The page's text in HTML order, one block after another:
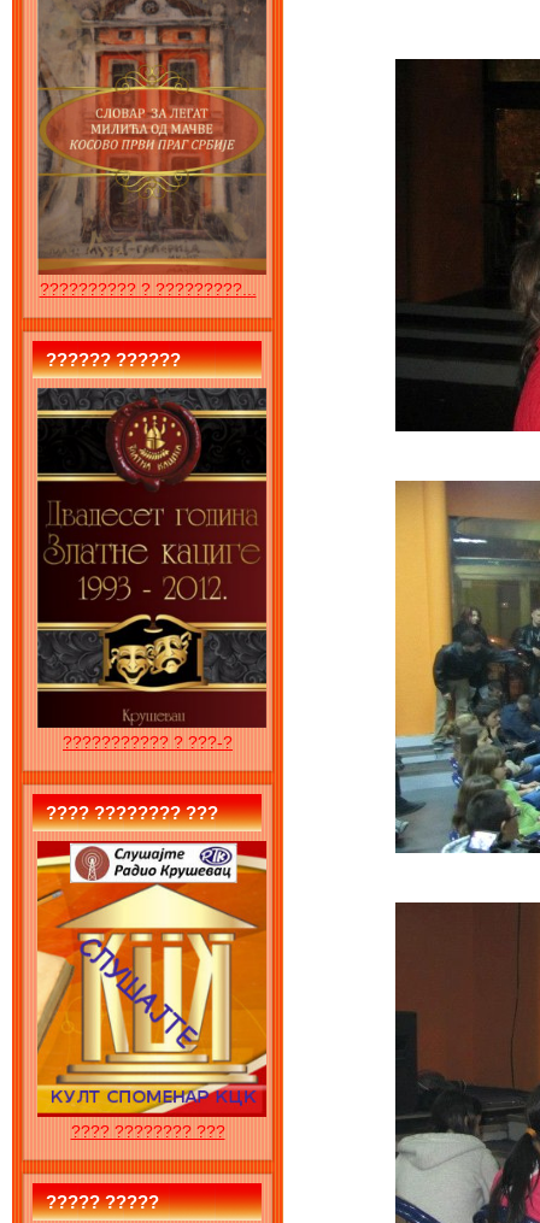
?????????? ? ?????????...
?????? ??????
??????????? ? ???-?
???? ???????? ???
???? ???????? ???
????? ?????